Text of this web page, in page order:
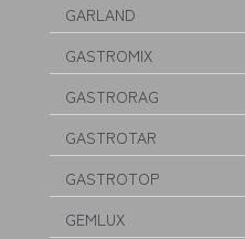
GARLAND
GASTROMIX
GASTRORAG
GASTROTAR
GASTROTOP
GEMLUX